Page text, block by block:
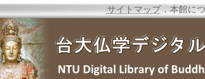
サイトマップ．本館に